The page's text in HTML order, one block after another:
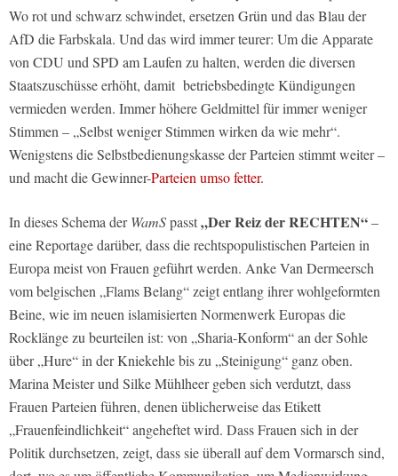
Wo rot und schwarz schwindet, ersetzen Grün und das Blau der
AfD die Farbskala. Und das wird immer teurer: Um die Apparate
von CDU und SPD am Laufen zu halten, werden die diversen
Staatszuschüsse erhöht, damit betriebsbedingte Kündigungen
vermieden werden. Immer höhere Geldmittel für immer weniger
Stimmen – „Selbst weniger Stimmen wirken da wie mehr“.
Wenigstens die Selbstbedienungskasse der Parteien stimmt weiter –
und macht die Gewinner-Parteien umso fetter.
In dieses Schema derWamSpasst„Der Reiz der RECHTEN“–
eine Reportage darüber, dass die rechtspopulistischen Parteien in
Europa meist von Frauen geführt werden. Anke Van Dermeersch
vom belgischen „Flams Belang“ zeigt entlang ihrer wohlgeformten
Beine, wie im neuen islamisierten Normenwerk Europas die
Rocklänge zu beurteilen ist: von „Sharia-Konform“ an der Sohle
über „Hure“ in der Kniekehle bis zu „Steinigung“ ganz oben.
Marina Meister und Silke Mühlheer geben sich verdutzt, dass
Frauen Parteien führen, denen üblicherweise das Etikett
„Frauenfeindlichkeit“ angeheftet wird. Dass Frauen sich in der
Politik durchsetzen, zeigt, dass sie überall auf dem Vormarsch sind,